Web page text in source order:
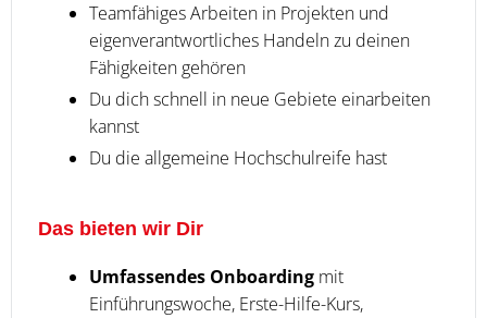
Teamfähiges Arbeiten in Projekten und
eigenverantwortliches Handeln zu deinen
Fähigkeiten gehören
Du dich schnell in neue Gebiete einarbeiten
kannst
Du die allgemeine Hochschulreife hast
Das bieten wir Dir
Umfassendes Onboarding mit
Einführungswoche, Erste-Hilfe-Kurs,